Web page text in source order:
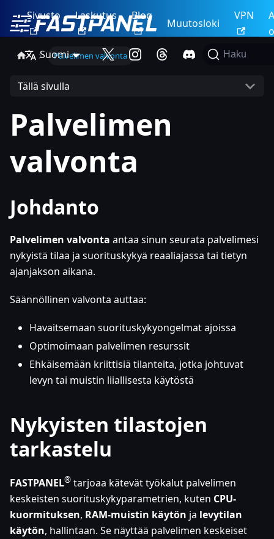
Sivusto Laskutus Blog
Muutosloki
VPN
Suomi
Haku
Palvelimen valvonta
Tällä sivulla
Palvelimen
valvonta
Johdanto
Palvelimen valvonta antaa sinun seurata palvelimesi
nykyistä tilaa ja suorituskykyä reaaliajassa tai tietyn
ajanjakson aikana.
Säännöllinen valvonta auttaa:
Havaitsemaan suorituskykyongelmat ajoissa
Optimoimaan palvelimen resurssit
Ehkäisemään kriittisiä tilanteita, jotka johtuvat
levyn tai muistin liiallisesta käytöstä
Nykyisten tilastojen
tarkastelu
FASTPANEL® tarjoaa kätevät työkalut palvelimen
keskeisten suorituskykyparametrien, kuten CPU-
kuormituksen, RAM-muistin käytön ja levytilan
käytön, hallintaan. Se näyttää palvelimen keskeiset